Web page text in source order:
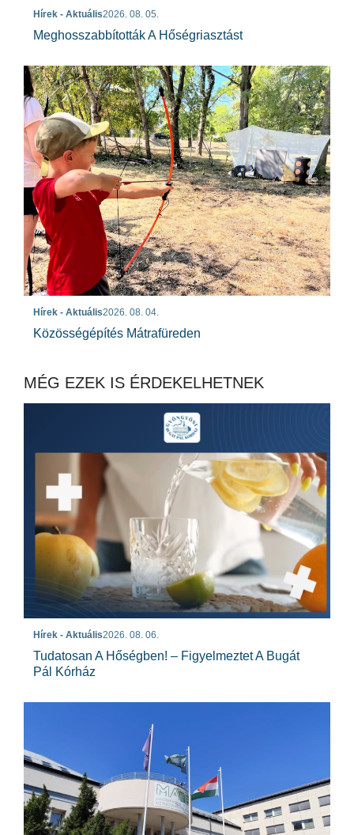
Hírek - Aktuális2026. 08. 05.
Meghosszabbították A Hőségriasztást
Hírek - Aktuális2026. 08. 04.
Közösségépítés Mátrafüreden
MÉG EZEK IS ÉRDEKELHETNEK
Hírek - Aktuális2026. 08. 06.
Tudatosan A Hőségben! – Figyelmeztet A Bugát
Pál Kórház